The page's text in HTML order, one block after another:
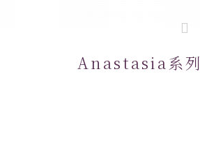
Anastasia系列